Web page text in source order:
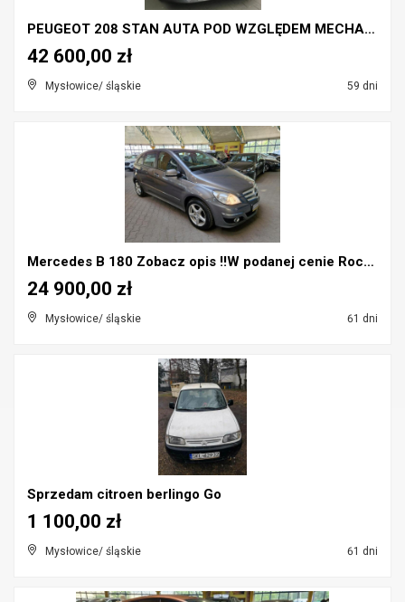
PEUGEOT 208 STAN AUTA POD WZGLĘDEM MECHANICZNYM I ...
Mysłowice/ śląskie 59 dni
42 600,00 zł
Mercedes B 180 Zobacz opis !!W podanej cenie Rocz...
Mysłowice/ śląskie 61 dni
24 900,00 zł
Sprzedam citroen berlingo Go
Mysłowice/ śląskie 61 dni
1 100,00 zł